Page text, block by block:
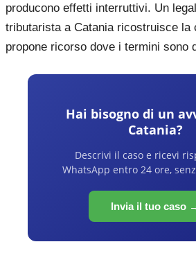
producono effetti interruttivi. Un
tributarista a Catania ricostruisce la
propone ricorso dove i termini sono
Hai bisogno di un
Catania?
Descrivi il caso e ricevi
WhatsApp entro 24 ore,
Invia il tuo caso